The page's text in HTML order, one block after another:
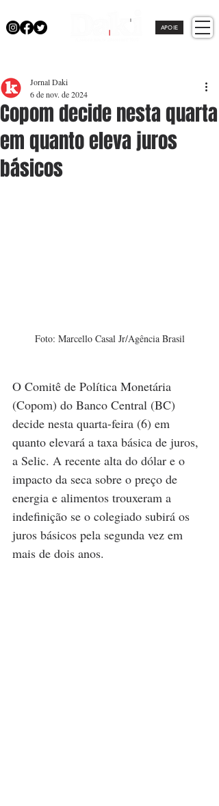
APOIE
Copom decide nesta quarta
em quanto eleva juros
básicos
Jornal Daki
6 de nov. de 2024
Foto: Marcello Casal Jr/Agência Brasil
O Comitê de Política Monetária
(Copom) do Banco Central (BC)
decide nesta quarta-feira (6) em
quanto elevará a taxa básica de juros,
a Selic. A recente alta do dólar e o
impacto da seca sobre o preço de
energia e alimentos trouxeram a
indefinição se o colegiado subirá os
juros básicos pela segunda vez em
mais de dois anos.